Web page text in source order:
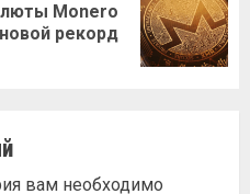
Monero
рекорд
вам необходимо